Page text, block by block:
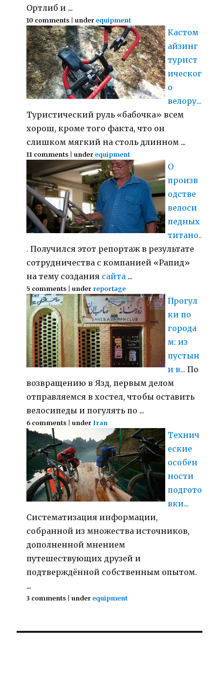
Ортлиб и ...
10 comments |underequipment
Кастом
айзинг
турист
ическог
о
велору...
Туристический руль «бабочка» всем
хорош, кроме того факта, что он
слишком мягкий на столь длинном ...
11 comments |underequipment
О
произв
одстве
велоси
педных
титано..
. Получился этот репортаж в результате
сотрудничества с компанией «Рапид»
на тему создания сайта ...
5 comments |under reportage
Прогул
ки по
города
м: из
пустын
и в... По
возвращению в Язд, первым делом
отправляемся в хостел, чтобы оставить
велосипеды и погулять по ...
6 comments |under Iran
Технич
еские
особен
ности
подгото
вки...
Систематизация информации,
собранной из множества источников,
дополненной мнением
путешествующих друзей и
подтверждённой собственным опытом.
...
3 comments |underequipment